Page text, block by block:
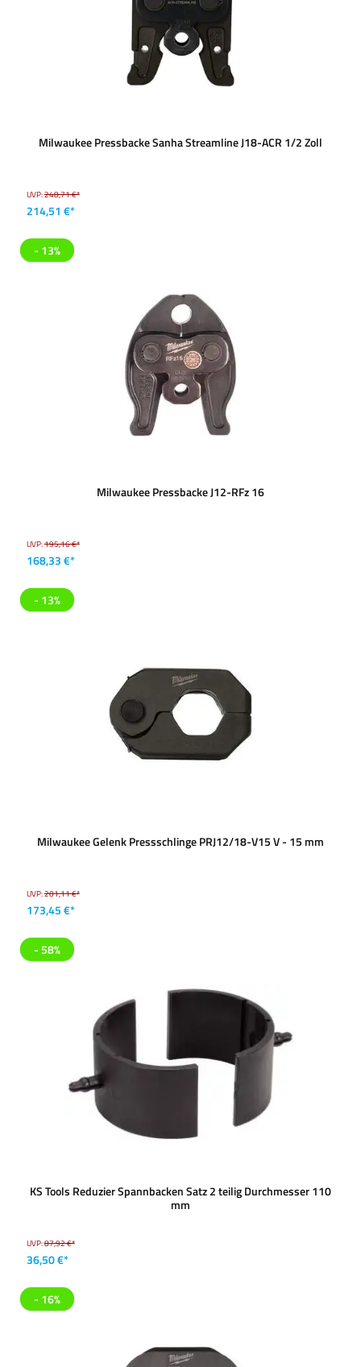
Milwaukee Pressbacke Sanha Streamline J18-ACR 1/2 Zoll
UVP:248,71 €*
214,51 €*
- 13%
Milwaukee Pressbacke J12-RFz 16
UVP:195,16 €*
168,33 €*
- 13%
Milwaukee Gelenk Pressschlinge PRJ12/18-V15 V - 15 mm
UVP:201,11 €*
173,45 €*
- 58%
KS Tools Reduzier Spannbacken Satz 2 teilig Durchmesser 110
mm
UVP:87,92 €*
36,50 €*
- 16%